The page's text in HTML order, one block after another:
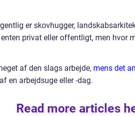
er skovhugger,
privat eller offentligt, men hvor
af den slags arbejde, mens det
en arbejdsuge eller -dag.
Read more articles